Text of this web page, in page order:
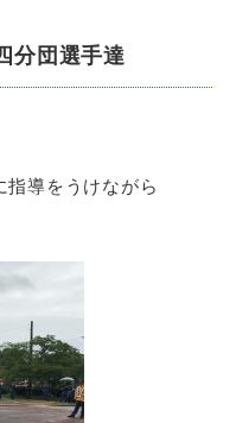
分団選手達
指導をうけながら